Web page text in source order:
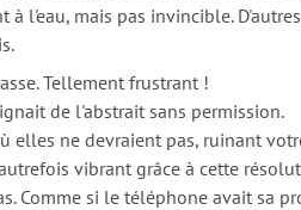
l'eau, mais pas invincible.
Tellement frustrant !
de l'abstrait sans permission.
elles ne devraient pas, ruinant
vibrant grâce à cette
Comme si le téléphone avait sa